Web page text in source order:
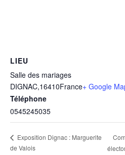
LIEU
Salle des mariages
DIGNAC,16410France+ Google
Téléphone
0545245035
Exposition Dignac : Marguerite
de Valois